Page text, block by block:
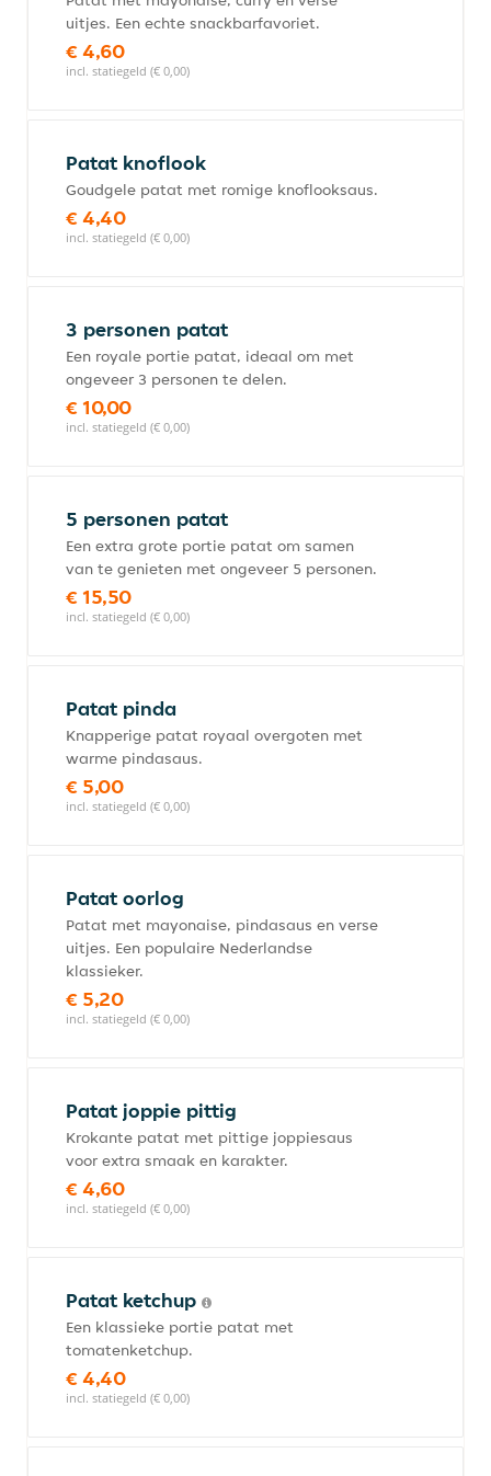
uitjes. Een echte snackbarfavoriet.
€ 4,60
incl. statiegeld (€ 0,00)
Patat knoflook
Goudgele patat met romige knoflooksaus.
€ 4,40
incl. statiegeld (€ 0,00)
3 personen patat
Een royale portie patat, ideaal om met
ongeveer 3 personen te delen.
€ 10,00
incl. statiegeld (€ 0,00)
5 personen patat
Een extra grote portie patat om samen
van te genieten met ongeveer 5 personen.
€ 15,50
incl. statiegeld (€ 0,00)
Patat pinda
Knapperige patat royaal overgoten met
warme pindasaus.
€ 5,00
incl. statiegeld (€ 0,00)
Patat oorlog
Patat met mayonaise, pindasaus en verse
uitjes. Een populaire Nederlandse
klassieker.
€ 5,20
incl. statiegeld (€ 0,00)
Patat joppie pittig
Krokante patat met pittige joppiesaus
voor extra smaak en karakter.
€ 4,60
incl. statiegeld (€ 0,00)
Patat ketchup
Een klassieke portie patat met
tomatenketchup.
€ 4,40
incl. statiegeld (€ 0,00)